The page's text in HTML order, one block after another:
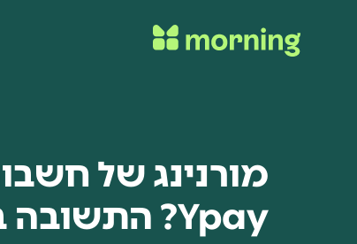
מורנינג של
Ypay? התשובה ברורה